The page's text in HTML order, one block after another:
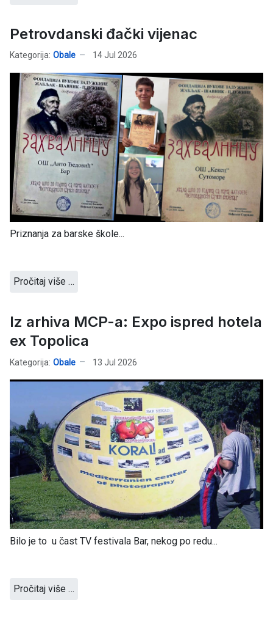
Petrovdanski đački vijenac
Kategorija: Obale 14 Jul 2026
Priznanja za barske škole...
Pročitaj više …
Iz arhiva MCP-a: Expo ispred hotela
ex Topolica
Kategorija: Obale 13 Jul 2026
Bilo je to u čast TV festivala Bar, nekog po redu...
Pročitaj više …